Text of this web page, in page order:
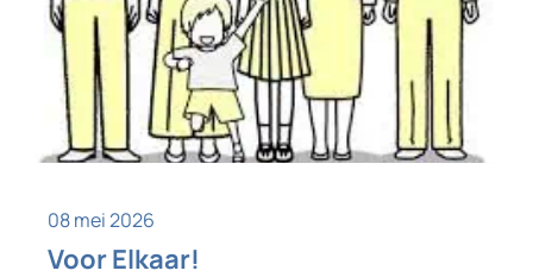
08 mei 2026
Voor Elkaar!